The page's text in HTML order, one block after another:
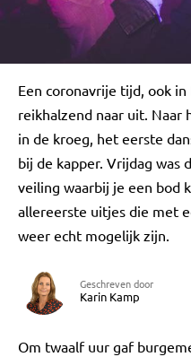
Een coronavrije tijd, ook
reikhalzend naar uit.
in de kroeg, het eerste
bij de kapper. Vrijdag was
veiling waarbij je een bod
allereerste uitjes die met
weer echt mogelijk zijn.
Geschreven door
Karin Kamp
Om twaalf uur gaf